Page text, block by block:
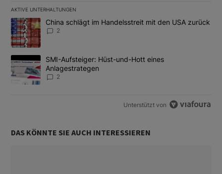
AKTIVE UNTERHALTUNGEN
Das Folgende ist eine Liste der am meisten kommentierten
Ein Trendartikel mit dem Titel "China schlägt im Handelsstreit
China schlägt im Handelsstreit mit den USA zurück
2
Ein Trendartikel mit dem Titel "SMI-Aufsteiger: Hüst-und-Hott
SMI-Aufsteiger: Hüst-und-Hott eines
Anlagestrategen
2
Unterstützt von
DAS KÖNNTE SIE AUCH INTERESSIEREN